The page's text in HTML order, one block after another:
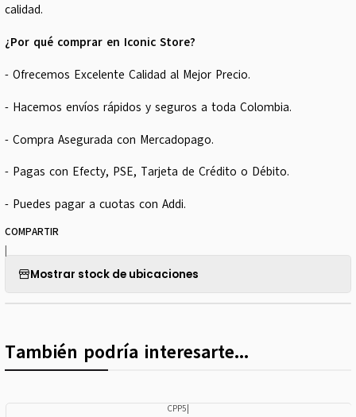
calidad.
¿Por qué comprar en Iconic Store?
- Ofrecemos Excelente Calidad al Mejor Precio.
- Hacemos envíos rápidos y seguros a toda Colombia.
- Compra Asegurada con Mercadopago.
- Pagas con Efecty, PSE, Tarjeta de Crédito o Débito.
- Puedes pagar a cuotas con Addi.
COMPARTIR
|
Mostrar stock de ubicaciones
También podría interesarte...
CPP5